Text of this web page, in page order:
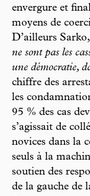
envergure et
moyens de
D’ailleurs
ne sont pas les
une démocratie,
chiffre des
les
95 % des cas
s’agissait de
novices dans la
seuls à la
soutien des
de la gauche de